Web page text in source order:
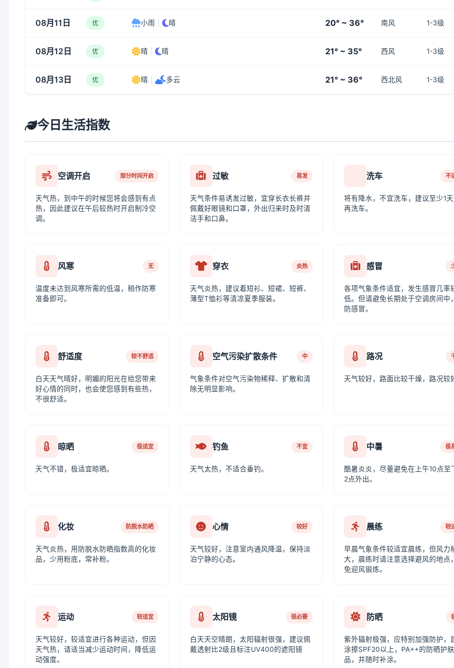
08月11日 优 小雨 晴 20° ~ 36° 南风 1-3级
08月12日 优 晴 晴 21° ~ 35° 西风 1-3级
08月13日 优 晴 多云 21° ~ 36° 西北风 1-3级
今日生活指数
空调开启 部分时间开启
天气热，到中午的时候您将会感到有点
热，因此建议在午后较热时开启制冷空
调。
过敏 易发
天气条件易诱发过敏，宜穿长衣长裤并
佩戴好眼镜和口罩，外出归来时及时清
洁手和口鼻。
洗车 不
将有降水，不宜洗车，建议至少1
再洗车。
风寒 无
温度未达到风寒所需的低温，稍作防寒
准备即可。
穿衣 炎热
天气炎热，建议着短衫、短裙、短裤、
薄型T恤衫等清凉夏季服装。
感冒
各项气象条件适宜，发生感冒几率
低。但请避免长期处于空调房间中
防感冒。
舒适度 较不舒适
白天天气晴好，明媚的阳光在给您带来
好心情的同时，也会使您感到有些热，
不很舒适。
空气污染扩散条件 中
气象条件对空气污染物稀释、扩散和清
除无明显影响。
路况
天气较好，路面比较干燥，路况较
晾晒 极适宜
天气不错，极适宜晾晒。
钓鱼 不宜
天气太热，不适合垂钓。
中暑 极
酷暑炎炎，尽量避免在上午10点至
2点外出。
化妆 防脱水防晒
天气炎热，用防脱水防晒指数高的化妆
品，少用粉底，常补粉。
心情 较好
天气较好，注意室内通风降温，保持淡
泊宁静的心态。
晨练 较
早晨气象条件较适宜晨练，但风力
大，晨练时请注意选择避风的地点
免迎风锻炼。
运动 较适宜
天气较好，较适宜进行各种运动，但因
天气热，请适当减少运动时间，降低运
动强度。
太阳镜 很必要
白天天空晴朗，太阳辐射很强，建议佩
戴透射比2级且标注UV400的遮阳镜
防晒
紫外辐射极强，应特别加强防护，
涂擦SPF20以上，PA++的防晒护
品，并随时补涂。